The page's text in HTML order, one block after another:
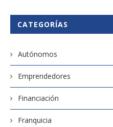
CATEGORÍAS
Autónomos
Emprendedores
Financiación
Franquicia